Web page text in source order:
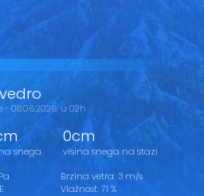
08.06.2026. u 02h
snega
0cm
visina snega na stazi
Brzina vetra: 3 m/s
Vlažnost: 71 %